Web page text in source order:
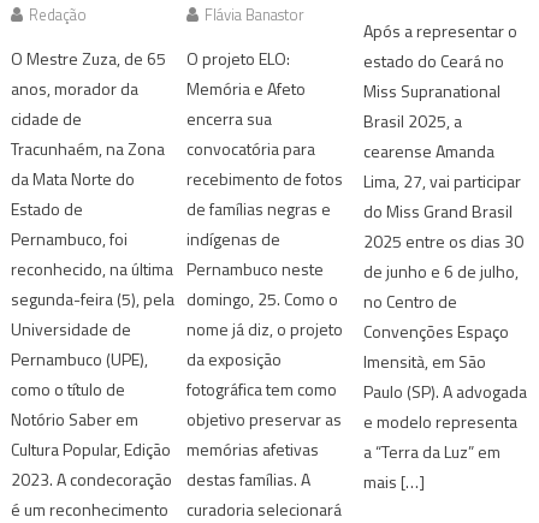
Redação
O Mestre Zuza, de 65
anos, morador da
cidade de
Tracunhaém, na Zona
da Mata Norte do
Estado de
Pernambuco, foi
reconhecido, na última
segunda-feira (5), pela
Universidade de
Pernambuco (UPE),
como o título de
Notório Saber em
Cultura Popular, Edição
2023. A condecoração
é um reconhecimento
Flávia Banastor
O projeto ELO:
Memória e Afeto
encerra sua
convocatória para
recebimento de fotos
de famílias negras e
indígenas de
Pernambuco neste
domingo, 25. Como o
nome já diz, o projeto
da exposição
fotográfica tem como
objetivo preservar as
memórias afetivas
destas famílias. A
curadoria selecionará
Após a representar o
estado do Ceará no
Miss Supranational
Brasil 2025, a
cearense Amanda
Lima, 27, vai participar
do Miss Grand Brasil
2025 entre os dias 30
de junho e 6 de julho,
no Centro de
Convenções Espaço
Imensità, em São
Paulo (SP). A advogada
e modelo representa
a “Terra da Luz” em
mais […]